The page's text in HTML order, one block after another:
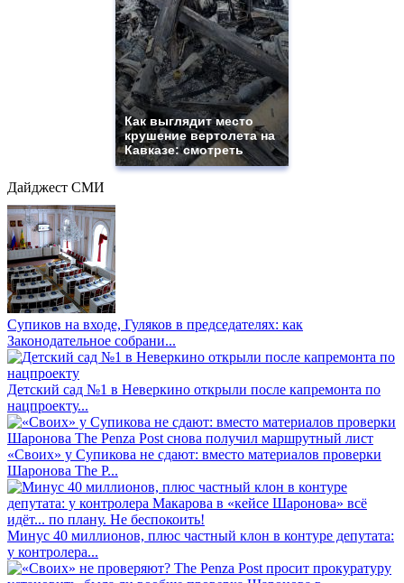
Как выглядит место
крушение вертолета на
Кавказе: смотреть
Дайджест СМИ
Супиков на входе, Гуляков в председателях: как
Законодательное собрани...
Детский сад №1 в Неверкино открыли после капремонта по
нацпроекту...
«Своих» у Супикова не сдают: вместо материалов проверки
Шаронова The P...
Минус 40 миллионов, плюс частный клон в контуре депутата:
у контролера...